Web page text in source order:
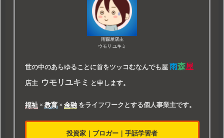
雨森屋店主
ウモリ ユキミ
世の中のあらゆることに首をツッコむなんでも屋 雨森屋
店主 ウモリユキミ と申します。
福祉× 教育× 金融をライフワークとする個人事業主です。
投資家 ブロガー
手話学習者